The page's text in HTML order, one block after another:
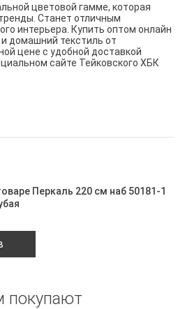
цветовой гамме, которая
Станет отличным
интерьера. Купить оптом онлайн
домашний текстиль от
цене с удобной доставкой
сайте Тейковского ХБК
Перкаль 220 см наб 50181-1
покупают